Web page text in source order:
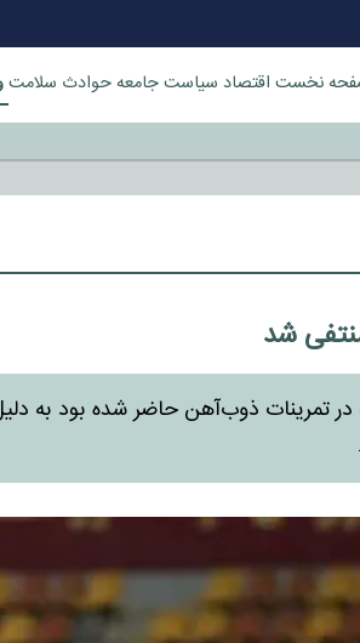
نخست اقتصاد سیاستجامعهحوادث سلامت
چین، روسیه و اروپا شکست خورد
شد
تمرینات ذوب‌آهن حاضر شده بود به